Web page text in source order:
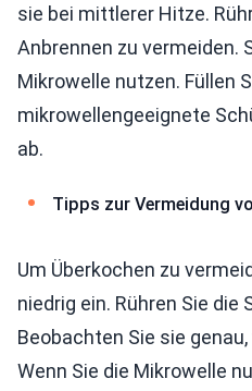
sie bei mittlerer Hitze.
Anbrennen zu vermeiden.
Mikrowelle nutzen. Füllen
mikrowellengeeignete
ab.
Tipps zur Vermeidung
Um Überkochen zu
niedrig ein. Rühren Sie die
Beobachten Sie sie
Wenn Sie die Mikrowelle